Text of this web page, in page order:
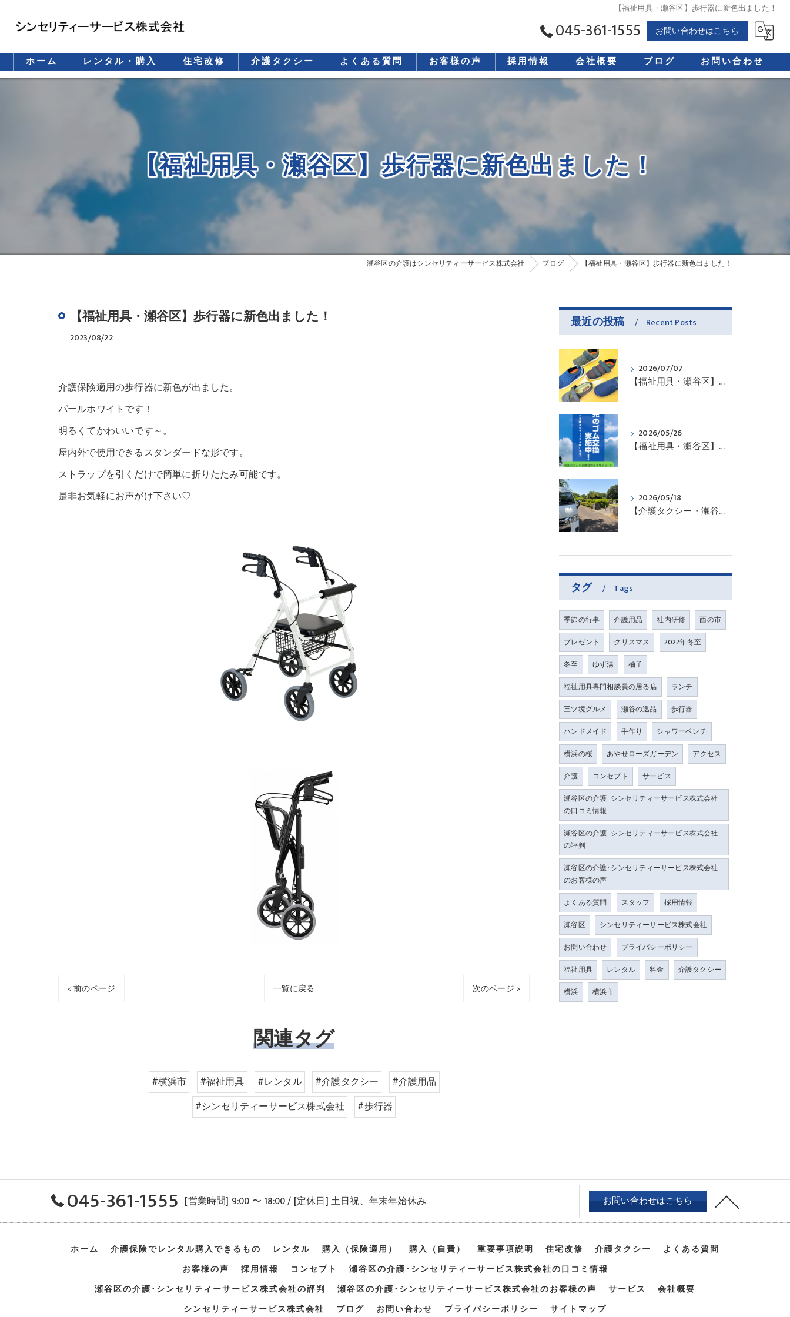
【福祉用具・瀬谷区】歩行器に新色出ました！
045-361-1555 お問い合わせはこちら
ホーム レンタル・購入
レンタル
購入（保険適用）
購入（自費）
重要事項説明
住宅改修 介護タクシー よくある質問 お客様の声 採用情報 会社概要 ブログ お問い合わせ
【福祉用具・瀬谷区】歩行器に新色出ました！
瀬谷区の介護はシンセリティーサービス株式会社 ブログ 【福祉用具・瀬谷区】歩行器に新色出ました！
【福祉用具・瀬谷区】歩行器に新色出ました！
2023/08/22
介護保険適用の歩行器に新色が出ました。
パールホワイトです！
明るくてかわいいです～。
屋内外で使用できるスタンダードな形です。
ストラップを引くだけで簡単に折りたたみ可能です。
是非お気軽にお声がけ下さい♡
< 前のページ 一覧に戻る 次のページ >
関連タグ
#横浜市 #福祉用具 #レンタル #介護タクシー
#介護用品
#シンセリティーサービス株式会社
#歩行器
最近の投稿 Recent Posts
2026/07/07
【福祉用具・瀬谷区】お問い合わせ頂いたので・・・
2026/05/26
【福祉用具・瀬谷区】杖先のゴムは傷んでいませんか？
2026/05/18
【介護タクシー・瀬谷区】お出掛けのお手伝いさせていただきました
タグ Tags
季節の行事 介護用品 社内研修
酉の市
プレゼント
クリスマス
2022年冬至
冬至
ゆず湯
柚子
福祉用具専門相談員の居る店
ランチ
三ツ境グルメ
瀬谷の逸品
歩行器
ハンドメイド
手作り
シャワーベンチ
横浜の桜
あやせローズガーデン
アクセス
介護
コンセプト
サービス
瀬谷区の介護･シンセリティーサービス株式会社
の口コミ情報
瀬谷区の介護･シンセリティーサービス株式会社
の評判
瀬谷区の介護･シンセリティーサービス株式会社
のお客様の声
よくある質問
スタッフ
採用情報
瀬谷区
シンセリティーサービス株式会社
お問い合わせ
プライバシーポリシー
福祉用具
レンタル 料金
介護タクシー
横浜
横浜市
045-361-1555 [営業時間] 9:00 〜 18:00 / [定休日] 土日祝、年末年始休み お問い合わせはこちら
ホーム 介護保険でレンタル購入できるもの レンタル 購入（保険適用） 購入（自費） 重要事項説明 住宅改修 介護タクシー
よくある質問
お客様の声
採用情報 コンセプト
瀬谷区の介護･シンセリティーサービス株式会社の口コミ情報
瀬谷区の介護･シンセリティーサービス株式会社の評判
瀬谷区の介護･シンセリティーサービス株式会社のお客様の声 サービス
会社概要
シンセリティーサービス株式会社
ブログ お問い合わせ プライバシーポリシー サイトマップ